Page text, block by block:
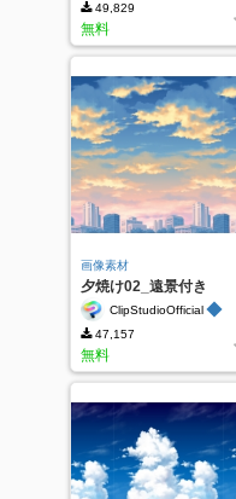
49,829
無料
画像素材
夕焼け02_遠景付き
ClipStudioOfficial ◆
47,157
無料